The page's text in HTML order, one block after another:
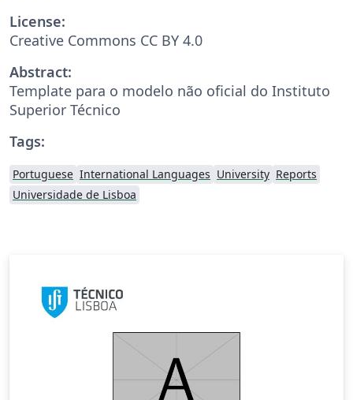
License:
Creative Commons CC BY 4.0
Abstract:
Template para o modelo não oficial do Instituto
Superior Técnico
Tags:
Portuguese International Languages University Reports
Universidade de Lisboa